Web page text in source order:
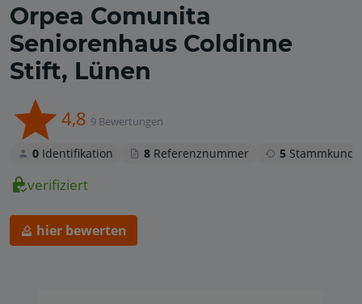
Orpea Comunita
Seniorenhaus Coldinne
Stift, Lünen
4,8 9 Bewertungen
0 Identifikation 8 Referenznummer 5 Stammkunde
verifiziert
hier bewerten